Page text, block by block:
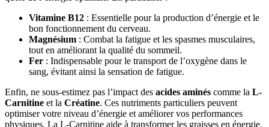
Vitamine B12 : Essentielle pour la production d’énergie et le
bon fonctionnement du cerveau.
Magnésium : Combat la fatigue et les spasmes musculaires,
tout en améliorant la qualité du sommeil.
Fer : Indispensable pour le transport de l’oxygène dans le
sang, évitant ainsi la sensation de fatigue.
Enfin, ne sous-estimez pas l’impact des acides aminés comme la L-
Carnitine et la Créatine. Ces nutriments particuliers peuvent
optimiser votre niveau d’énergie et améliorer vos performances
physiques. La L-Carnitine aide à transformer les graisses en énergie,